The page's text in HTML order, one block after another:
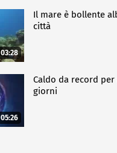
03:28
Il mare è bollente
città
05:26
Caldo da record per
giorni